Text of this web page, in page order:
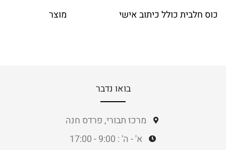
כולל כיתוב אישי
בואו נדבר
מרכז תבורי, פרדס חנה
א' - ה' : 9:00 - 17:00